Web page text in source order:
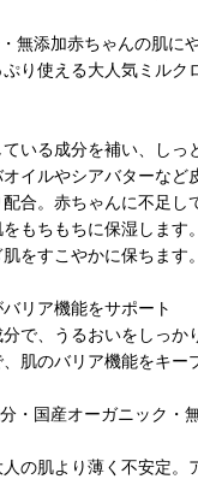
無添加赤ちゃんの肌に
り使える大人気ミルク
ている成分を補い、しっ
イルやシアバターなど
合。赤ちゃんに不足し
もちもちに保湿します
をすこやかに保ちます。
リア機能をサポート
で、うるおいをしっか
肌のバリア機能をキー
・国産オーガニック・
の肌より薄く不安定。